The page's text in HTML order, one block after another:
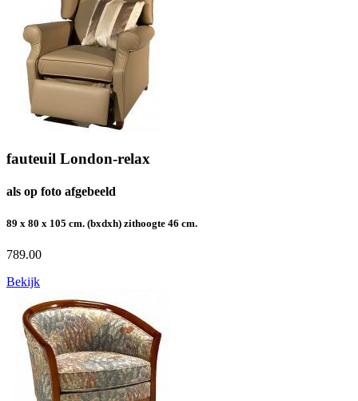
fauteuil London-relax
als op foto afgebeeld
89 x 80 x 105 cm. (bxdxh) zithoogte 46 cm.
789.00
Bekijk